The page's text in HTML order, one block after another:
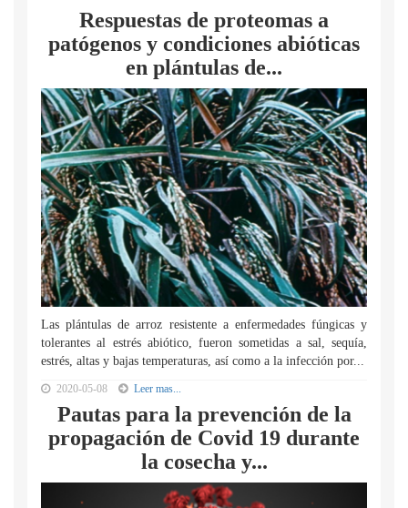
Respuestas de proteomas a
patógenos y condiciones abióticas
en plántulas de...
Las plántulas de arroz resistente a enfermedades fúngicas y
tolerantes al estrés abiótico, fueron sometidas a sal, sequía,
estrés, altas y bajas temperaturas, así como a la infección por...
2020-05-08 Leer mas...
Pautas para la prevención de la
propagación de Covid 19 durante
la cosecha y...